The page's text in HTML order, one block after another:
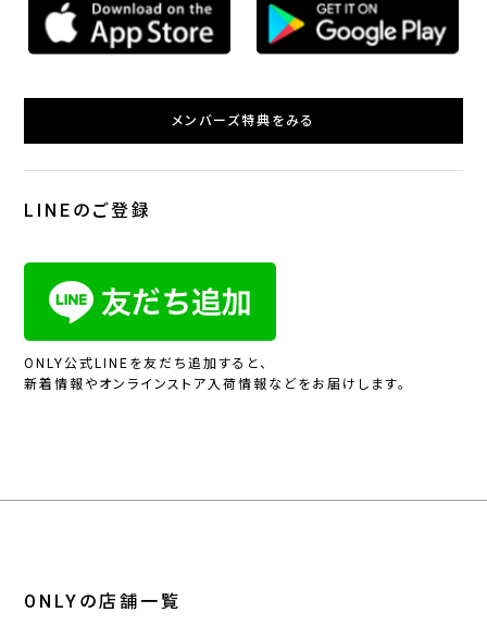
メンバーズ特典をみる
LINEのご登録
ONLY公式LINEを友だち追加すると、
新着情報やオンラインストア入荷情報などをお届けします。
ONLYの店舗一覧